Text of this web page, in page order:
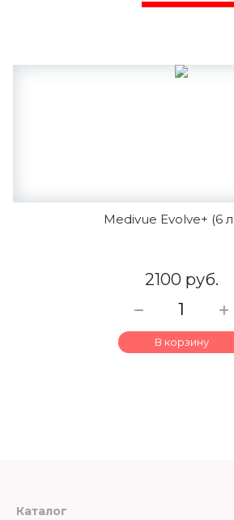
Medivue Evolve+ (6
2100 руб.
В корзину
Каталог